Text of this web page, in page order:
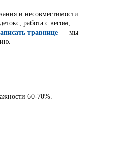
и несовместимости
работа с весом,
травнице — мы
60-70%.